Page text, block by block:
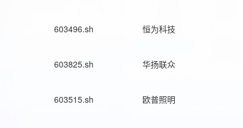
603496.sh 恒为科技
603825.sh 华扬联众
603515.sh 欧普照明